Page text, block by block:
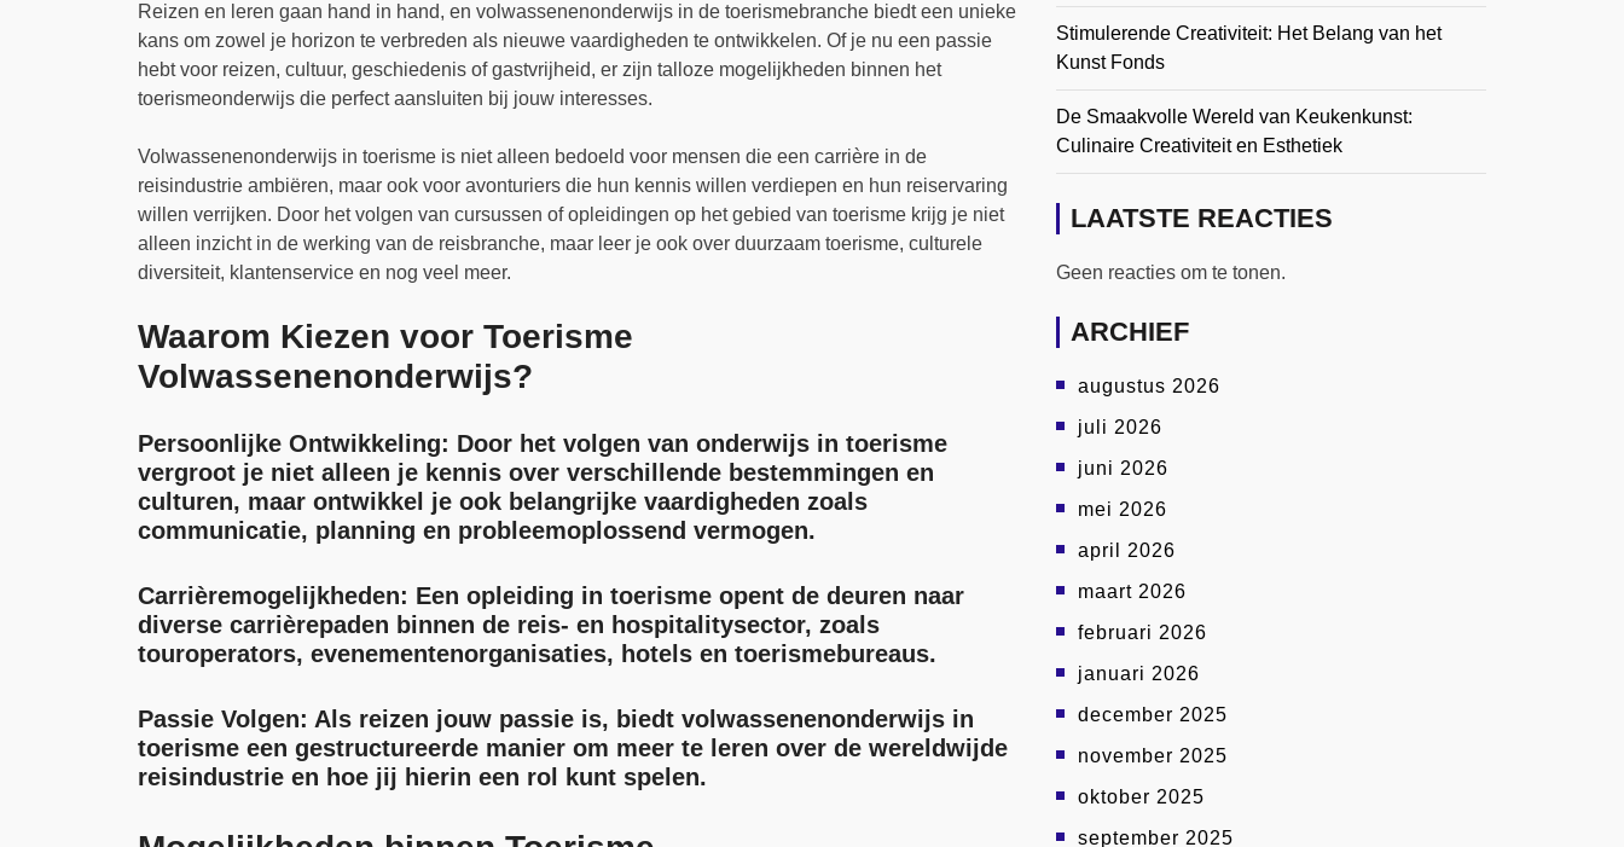
Reizen en leren gaan hand in hand, en volwassenenonderwijs in de toerismebranche biedt een unieke
kans om zowel je horizon te verbreden als nieuwe vaardigheden te ontwikkelen. Of je nu een passie
hebt voor reizen, cultuur, geschiedenis of gastvrijheid, er zijn talloze mogelijkheden binnen het
toerismeonderwijs die perfect aansluiten bij jouw interesses.
Volwassenenonderwijs in toerisme is niet alleen bedoeld voor mensen die een carrière in de
reisindustrie ambiëren, maar ook voor avonturiers die hun kennis willen verdiepen en hun reiservaring
willen verrijken. Door het volgen van cursussen of opleidingen op het gebied van toerisme krijg je niet
alleen inzicht in de werking van de reisbranche, maar leer je ook over duurzaam toerisme, culturele
diversiteit, klantenservice en nog veel meer.
Waarom Kiezen voor Toerisme
Volwassenenonderwijs?
Persoonlijke Ontwikkeling: Door het volgen van onderwijs in toerisme
vergroot je niet alleen je kennis over verschillende bestemmingen en
culturen, maar ontwikkel je ook belangrijke vaardigheden zoals
communicatie, planning en probleemoplossend vermogen.
Carrièremogelijkheden: Een opleiding in toerisme opent de deuren naar
diverse carrièrepaden binnen de reis- en hospitalitysector, zoals
touroperators, evenementenorganisaties, hotels en toerismebureaus.
Passie Volgen: Als reizen jouw passie is, biedt volwassenenonderwijs in
toerisme een gestructureerde manier om meer te leren over de wereldwijde
reisindustrie en hoe jij hierin een rol kunt spelen.
Stimulerende Creativiteit: Het Belang van het
Kunst Fonds
De Smaakvolle Wereld van Keukenkunst:
Culinaire Creativiteit en Esthetiek
LAATSTE REACTIES
Geen reacties om te tonen.
ARCHIEF
augustus 2026
juli 2026
juni 2026
mei 2026
april 2026
maart 2026
februari 2026
januari 2026
december 2025
november 2025
oktober 2025
september 2025